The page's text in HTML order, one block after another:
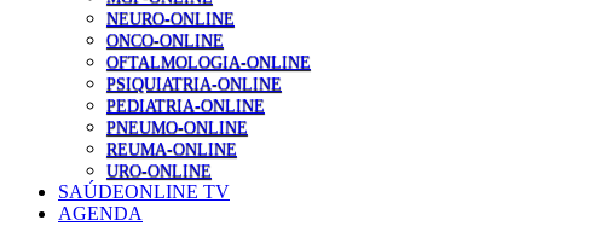
NEURO-ONLINE
ONCO-ONLINE
OFTALMOLOGIA-ONLINE
PSIQUIATRIA-ONLINE
PEDIATRIA-ONLINE
PNEUMO-ONLINE
REUMA-ONLINE
URO-ONLINE
SAÚDEONLINE TV
AGENDA